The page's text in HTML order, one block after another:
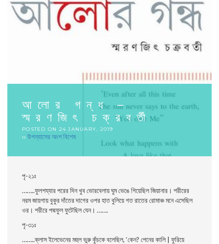
আলাের গন্ধ –
স্মরণজিৎ চক্রবর্তী
POSTED ON 24 JANUARY, 2019
›› উপন্যাসের অংশ বিশেষ
পৃ-২১ঃ
……..ফুলশয্যার পরের দিন খুব ভােরবেলায় ঘুম ভেঙে গিয়েছিল জিয়ানার। শরীরের
নরম জায়গায় বুকুর দাঁতের দাগের ওপর হাত বুলিয়ে গত রাতের রােমাঞ্চ মনে এসেছিল
ওর। শরীরে পদ্মফুল ফুটেছিল যেন। …….
পৃ-৩১ঃ
……..ক্লাস ইলেভেনের মহুল ভুরু কুঁচকে বলেছিল, ‘কেন? পেনের কালি | ফুরিয়ে